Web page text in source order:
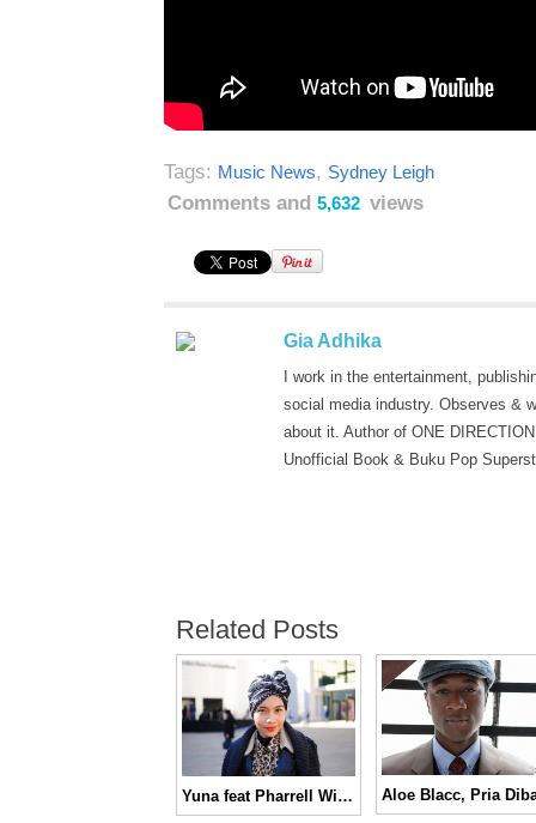
Tags: Music News, Sydney Leigh
Comments and 5,632 views
Gia Adhika
I work in the entertainment,
social media industry. Observes &
about it. Author of ONE
Unofficial Book & Buku Pop
Related Posts
Yuna feat Pharrell Williams, Live Your Life